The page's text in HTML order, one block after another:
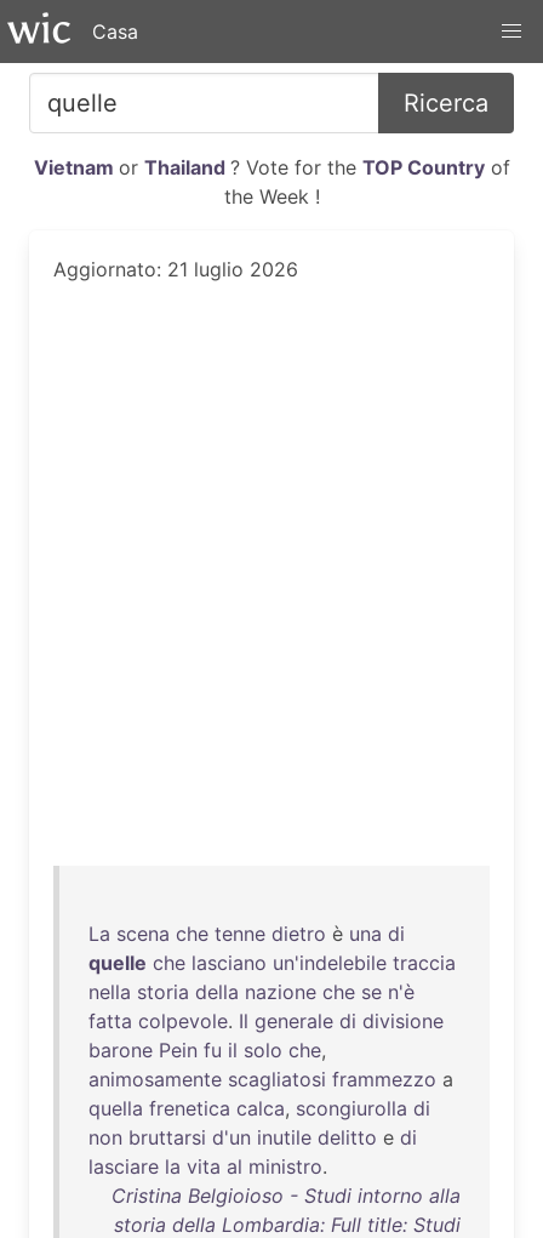
Casa
Ricerca
Vietnam or Thailand ? Vote for the TOP Countryof
the Week !
Aggiornato: 21 luglio 2026
La scena che tenne dietro è una di
quelle che lasciano un'indelebile traccia
nella storia della nazione che se n'è
fatta colpevole. Il generale di divisione
barone Pein fu il solo che,
animosamente scagliatosi frammezzo a
quella frenetica calca, scongiurolla di
non bruttarsi d'un inutile delitto e di
lasciare la vita al ministro.
Cristina Belgioioso - Studi intorno alla
storia della Lombardia: Full title: Studi